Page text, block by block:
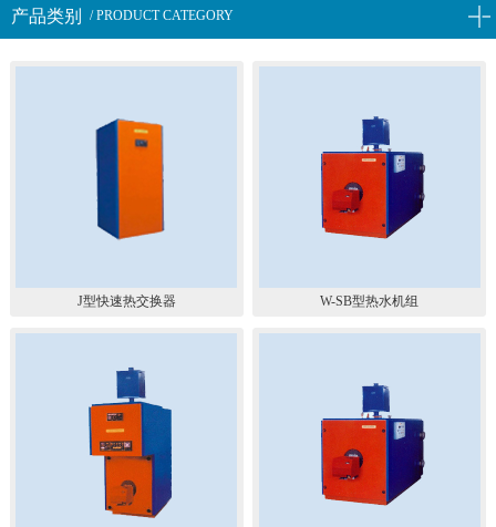
产品类别 / PRODUCT CATEGORY
J型快速热交换器 W-SB型热水机组